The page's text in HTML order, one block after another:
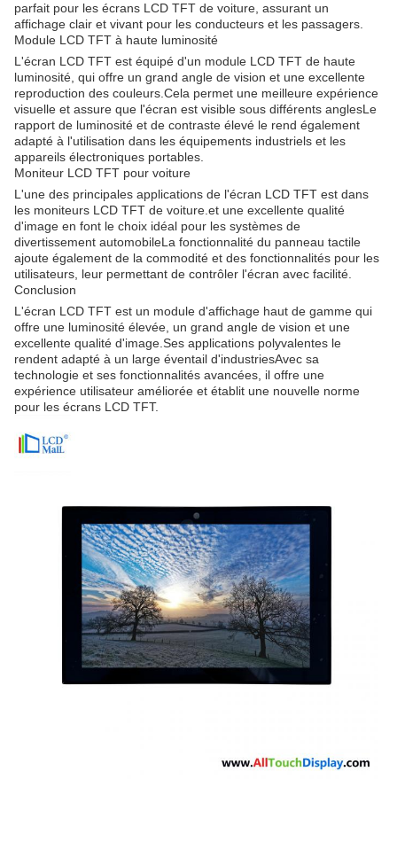
parfait pour les écrans LCD TFT de voiture, assurant un
affichage clair et vivant pour les conducteurs et les passagers.
Module LCD TFT à haute luminosité
L'écran LCD TFT est équipé d'un module LCD TFT de haute
luminosité, qui offre un grand angle de vision et une excellente
reproduction des couleurs.Cela permet une meilleure expérience
visuelle et assure que l'écran est visible sous différents anglesLe
rapport de luminosité et de contraste élevé le rend également
adapté à l'utilisation dans les équipements industriels et les
appareils électroniques portables.
Moniteur LCD TFT pour voiture
L'une des principales applications de l'écran LCD TFT est dans
les moniteurs LCD TFT de voiture.et une excellente qualité
d'image en font le choix idéal pour les systèmes de
divertissement automobileLa fonctionnalité du panneau tactile
ajoute également de la commodité et des fonctionnalités pour les
utilisateurs, leur permettant de contrôler l'écran avec facilité.
Conclusion
L'écran LCD TFT est un module d'affichage haut de gamme qui
offre une luminosité élevée, un grand angle de vision et une
excellente qualité d'image.Ses applications polyvalentes le
rendent adapté à un large éventail d'industriesAvec sa
technologie et ses fonctionnalités avancées, il offre une
expérience utilisateur améliorée et établit une nouvelle norme
pour les écrans LCD TFT.